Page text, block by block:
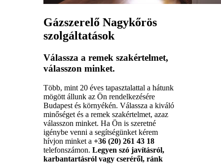
Gázszerelő Nagykőrös
szolgáltatások
Válassza a remek szakértelmet,
válasszon minket.
Több, mint 20 éves tapasztalattal a hátunk
mögött állunk az Ön rendelkezésére
Budapest és környékén. Válassza a kiváló
minőséget és a remek szakértelmet, azaz
válasszon minket. Ha Ön is szeretné
igénybe venni a segítségünket kérem
hívjon minket a +36 (20) 261 43 18
telefonszámon. Legyen szó javításról,
karbantartásról vagy cseréről, ránk